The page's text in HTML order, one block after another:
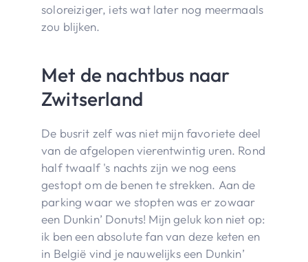
soloreiziger, iets wat later nog meermaals
zou blijken.
Met de nachtbus naar
Zwitserland
De busrit zelf was niet mijn favoriete deel
van de afgelopen vierentwintig uren. Rond
half twaalf 's nachts zijn we nog eens
gestopt om de benen te strekken. Aan de
parking waar we stopten was er zowaar
een Dunkin’ Donuts! Mijn geluk kon niet op:
ik ben een absolute fan van deze keten en
in België vind je nauwelijks een Dunkin’